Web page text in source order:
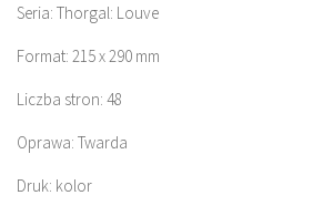
Seria: Thorgal: Louve
Format: 215 x 290 mm
Liczba stron: 48
Oprawa: Twarda
Druk: kolor